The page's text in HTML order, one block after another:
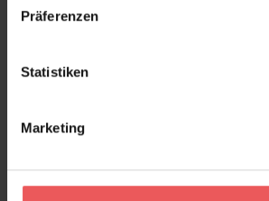
Präferenzen
Statistiken
Marketing
Frage stellen
+49 (0)221 932 81 82